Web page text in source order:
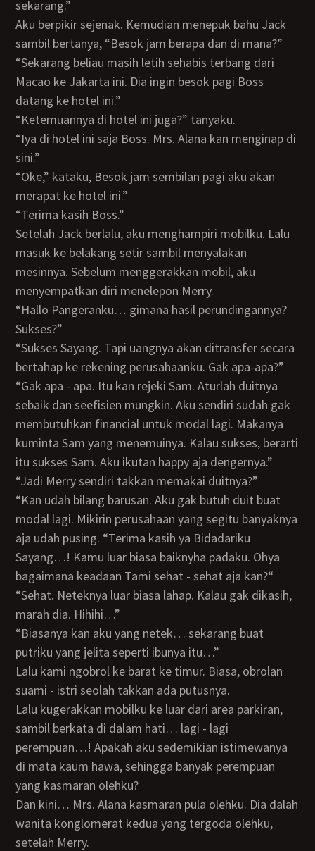
sekarang.”
Aku berpikir sejenak. Kemudian menepuk bahu Jack
sambil bertanya, “Besok jam berapa dan di mana?”
“Sekarang beliau masih letih sehabis terbang dari
Macao ke Jakarta ini. Dia ingin besok pagi Boss
datang ke hotel ini.”
“Ketemuannya di hotel ini juga?” tanyaku.
“Iya di hotel ini saja Boss. Mrs. Alana kan menginap di
sini.”
“Oke,” kataku, Besok jam sembilan pagi aku akan
merapat ke hotel ini.”
“Terima kasih Boss.”
Setelah Jack berlalu, aku menghampiri mobilku. Lalu
masuk ke belakang setir sambil menyalakan
mesinnya. Sebelum menggerakkan mobil, aku
menyempatkan diri menelepon Merry.
“Hallo Pangeranku… gimana hasil perundingannya?
Sukses?”
“Sukses Sayang. Tapi uangnya akan ditransfer secara
bertahap ke rekening perusahaanku. Gak apa-apa?”
“Gak apa - apa. Itu kan rejeki Sam. Aturlah duitnya
sebaik dan seefisien mungkin. Aku sendiri sudah gak
membutuhkan financial untuk modal lagi. Makanya
kuminta Sam yang menemuinya. Kalau sukses, berarti
itu sukses Sam. Aku ikutan happy aja dengernya.”
“Jadi Merry sendiri takkan memakai duitnya?”
“Kan udah bilang barusan. Aku gak butuh duit buat
modal lagi. Mikirin perusahaan yang segitu banyaknya
aja udah pusing. “Terima kasih ya Bidadariku
Sayang…! Kamu luar biasa baiknyha padaku. Ohya
bagaimana keadaan Tami sehat - sehat aja kan?“
“Sehat. Neteknya luar biasa lahap. Kalau gak dikasih,
marah dia. Hihihi…”
“Biasanya kan aku yang netek… sekarang buat
putriku yang jelita seperti ibunya itu…”
Lalu kami ngobrol ke barat ke timur. Biasa, obrolan
suami - istri seolah takkan ada putusnya.
Lalu kugerakkan mobilku ke luar dari area parkiran,
sambil berkata di dalam hati… lagi - lagi
perempuan…! Apakah aku sedemikian istimewanya
di mata kaum hawa, sehingga banyak perempuan
yang kasmaran olehku?
Dan kini… Mrs. Alana kasmaran pula olehku. Dia dalah
wanita konglomerat kedua yang tergoda olehku,
setelah Merry.